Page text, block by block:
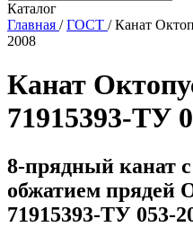
Каталог
Главная / ГОСТ / Канат
2008
Канат
71915393-ТУ
8-прядный канат
обжатием прядей
71915393-ТУ 053-